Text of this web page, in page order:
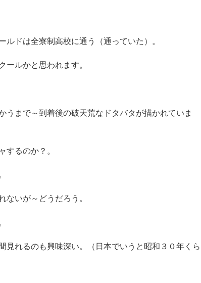
ドは全寮制高校に通う（通っていた）。
ールかと思われます。
まで～到着後の破天荒なドタバタが描かれていま
するのか？。
ないが～どうだろう。
。
見れるのも興味深い。（日本でいうと昭和３０年くら